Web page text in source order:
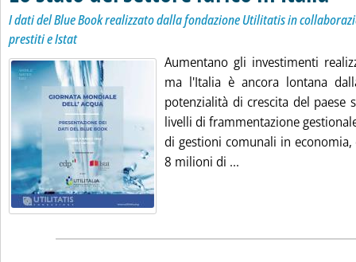
I dati del Blue Book realizzato dalla fondazione Utilitatis in
prestiti e Istat
Aumentano gli investimenti
ma l'Italia è ancora lontana
potenzialità di crescita del paese
livelli di frammentazione
di gestioni comunali in
8 milioni di ...